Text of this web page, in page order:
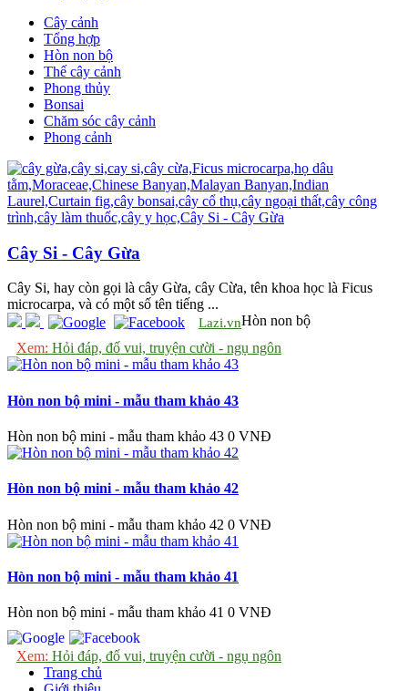
Cây cảnh
Tổng hợp
Hòn non bộ
Thế cây cảnh
Phong thủy
Bonsai
Chăm sóc cây cảnh
Phong cảnh
Cây Si - Cây Gừa
Cây Si, hay còn gọi là cây Gừa, cây Cừa, tên khoa học là Ficus
microcarpa, và có một số tên tiếng ...
Lazi.vn
Xem: Hỏi đáp, đố vui, truyện cười - ngụ ngôn
Hòn non bộ
Hòn non bộ mini - mẫu tham khảo 43
Hòn non bộ mini - mẫu tham khảo 43 0 VNĐ
Hòn non bộ mini - mẫu tham khảo 42
Hòn non bộ mini - mẫu tham khảo 42 0 VNĐ
Hòn non bộ mini - mẫu tham khảo 41
Hòn non bộ mini - mẫu tham khảo 41 0 VNĐ
Xem: Hỏi đáp, đố vui, truyện cười - ngụ ngôn
Trang chủ